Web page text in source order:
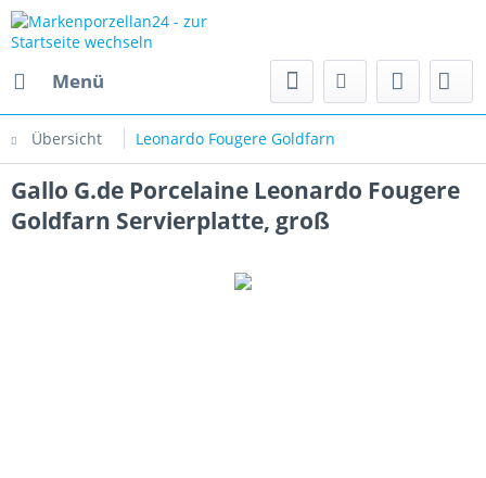
Menü
Übersicht Leonardo Fougere Goldfarn
Gallo G.de Porcelaine Leonardo Fougere
Goldfarn Servierplatte, groß